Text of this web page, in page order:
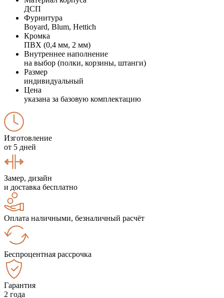
ДСП
Фурнитура
Boyard, Blum, Hettich
Кромка
ПВХ (0,4 мм, 2 мм)
Внутреннее наполнение
на выбор (полки, корзины, штанги)
Размер
индивидуальный
Цена
указана за базовую комплектацию
Изготовление
от 5 дней
Замер, дизайн
и доставка бесплатно
Оплата наличными, безналичный расчёт
Беспроцентная рассрочка
Гарантия
2 года